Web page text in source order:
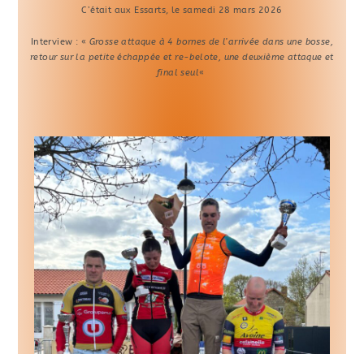
C’était aux Essarts, le samedi 28 mars 2026
Interview : « Grosse attaque à 4 bornes de l’arrivée dans une bosse,
retour sur la petite échappée et re-belote, une deuxième attaque et
final seul«